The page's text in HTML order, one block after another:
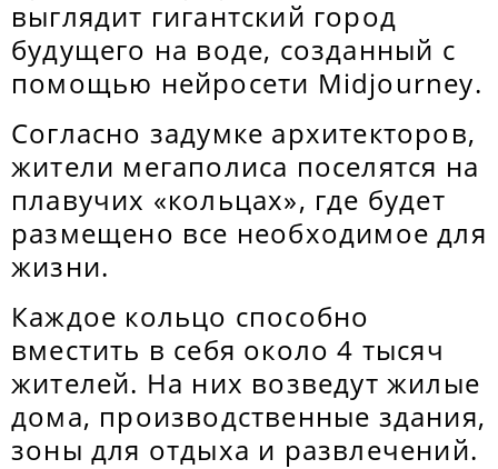
выглядит гигантский город
будущего на воде, созданный с
помощью нейросети Midjourney.
Согласно задумке архитекторов,
жители мегаполиса поселятся на
плавучих «кольцах», где будет
размещено все необходимое для
жизни.
Каждое кольцо способно
вместить в себя около 4 тысяч
жителей. На них возведут жилые
дома, производственные здания,
зоны для отдыха и развлечений.